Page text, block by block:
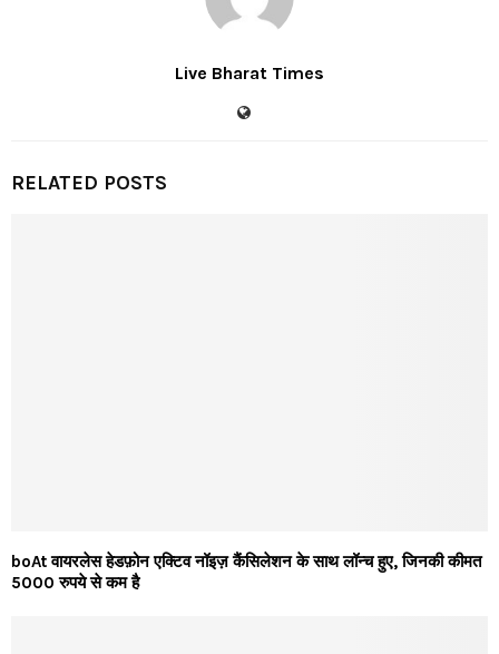
Live Bharat Times
RELATED POSTS
boAt वायरलेस हेडफ़ोन एक्टिव नॉइज़ कैंसिलेशन के साथ लॉन्च हुए, जिनकी कीमत
5000 रुपये से कम है